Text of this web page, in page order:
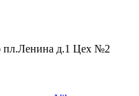
пл.Ленина д.1 Цех №2